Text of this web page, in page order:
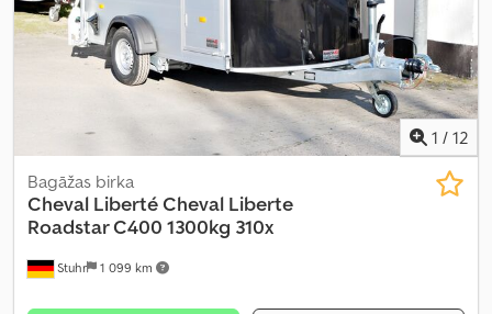
1 / 12
Stuhr 1 099 km
Bagāžas birka
Cheval LibertéCheval Liberte
Roadstar C400 1300kg 310x